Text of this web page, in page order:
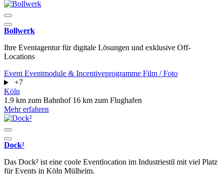
Bollwerk
Ihre Eventagentur für digitale Lösungen und exklusive Off-
Locations
Event Eventmodule & Incentiveprogramme Film / Foto
+7
Köln
1.9 km zum Bahnhof 16 km zum Flughafen
Mehr erfahren
Dock²
Das Dock² ist eine coole Eventlocation im Industriestil mit viel Platz
für Events in Köln Mülheim.